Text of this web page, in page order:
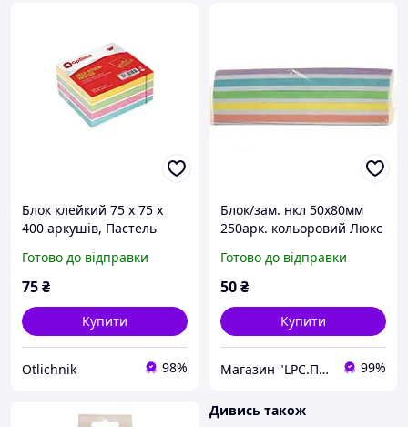
Блок клейкий 75 х 75 х
400 аркушів, Пастель
Готово до відправки
75₴
Купити
Otlichnik 98%
Блок/зам. нкл 50х80мм
250арк. кольоровий Люкс
Готово до відправки
50₴
Купити
Магазин "LPC.Поліграфія" 99%
Дивись також